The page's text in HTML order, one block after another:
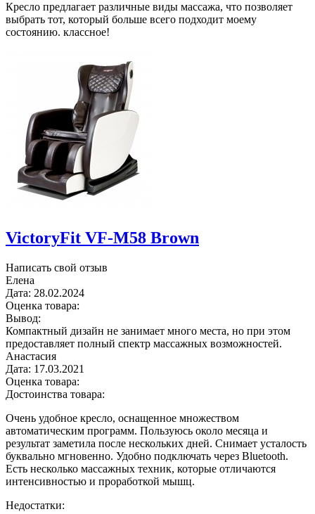
Кресло предлагает различные виды массажа, что позволяет
выбрать тот, который больше всего подходит моему
состоянию. классное!
VictoryFit VF-M58 Brown
Написать свой отзыв
Елена
Дата: 28.02.2024
Оценка товара:
Вывод:
Компактный дизайн не занимает много места, но при этом
предоставляет полный спектр массажных возможностей.
Анастасия
Дата: 17.03.2021
Оценка товара:
Достоинства товара:
Очень удобное кресло, оснащенное множеством
автоматическим программ. Пользуюсь около месяца и
результат заметила после нескольких дней. Снимает усталость
буквально мгновенно. Удобно подключать через Bluetooth.
Есть несколько массажных техник, которые отличаются
интенсивностью и проработкой мышц.
Недостатки: